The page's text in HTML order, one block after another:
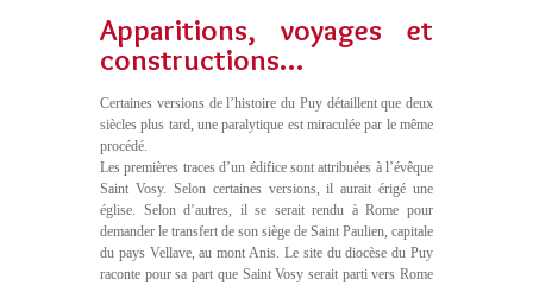
Apparitions, voyages et
constructions…
Certaines versions de l’histoire du Puy détaillent que deux
siècles plus tard, une paralytique est miraculée par le même
procédé.
Les premières traces d’un édifice sont attribuées à l’évêque
Saint Vosy. Selon certaines versions, il aurait érigé une
église. Selon d’autres, il se serait rendu à Rome pour
demander le transfert de son siège de Saint Paulien, capitale
du pays Vellave, au mont Anis. Le site du diocèse du Puy
raconte pour sa part que Saint Vosy serait parti vers Rome